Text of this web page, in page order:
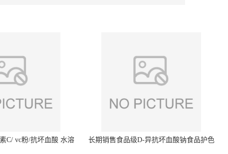
C/ vc粉/抗坏血酸 水溶
长期销售食品级D-异抗坏血酸钠食品护色